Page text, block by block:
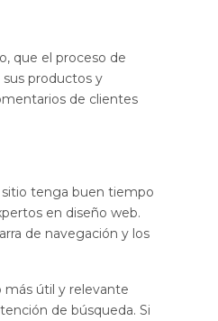
que el proceso de
sus productos y
de clientes
sitio tenga buen tiempo
en diseño web.
de navegación y los
más útil y relevante
de búsqueda. Si